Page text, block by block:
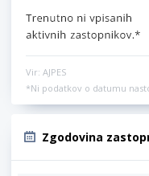
Vir: AJPES
*Ni podatkov o datumu
Zgodovina